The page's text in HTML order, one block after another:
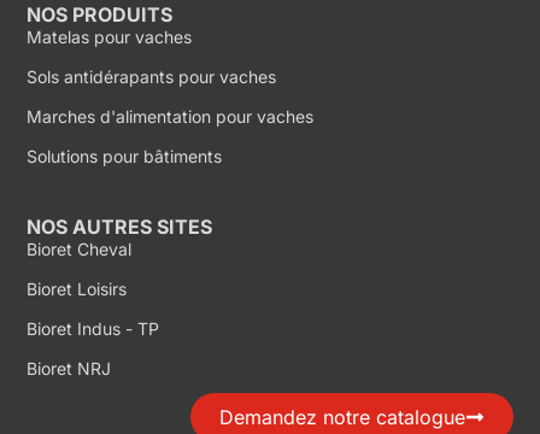
NOS PRODUITS
Matelas pour vaches
Sols antidérapants pour vaches
Marches d'alimentation pour vaches
Solutions pour bâtiments
NOS AUTRES SITES
Bioret Cheval
Bioret Loisirs
Bioret Indus - TP
Bioret NRJ
Demandez notre catalogue